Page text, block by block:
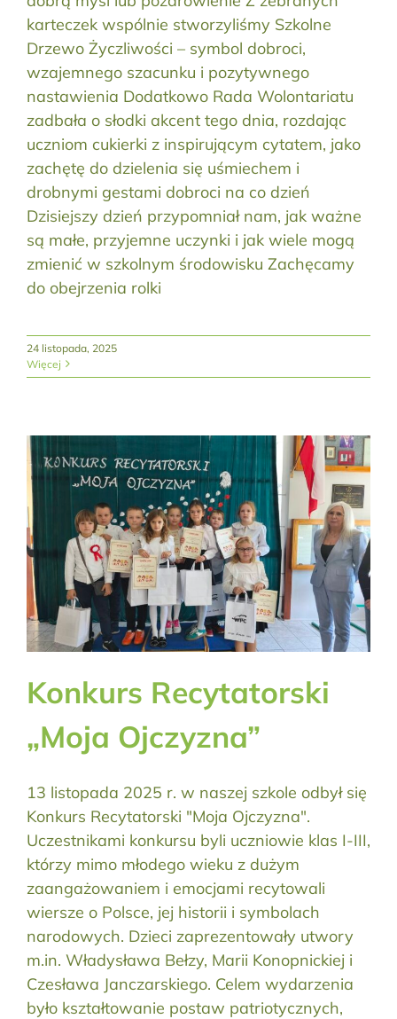
karteczek wspólnie stworzyliśmy Szkolne
Drzewo Życzliwości – symbol dobroci,
wzajemnego szacunku i pozytywnego
nastawienia Dodatkowo Rada Wolontariatu
zadbała o słodki akcent tego dnia, rozdając
uczniom cukierki z inspirującym cytatem, jako
zachętę do dzielenia się uśmiechem i
drobnymi gestami dobroci na co dzień
Dzisiejszy dzień przypomniał nam, jak ważne
są małe, przyjemne uczynki i jak wiele mogą
zmienić w szkolnym środowisku Zachęcamy
do obejrzenia rolki
24 listopada, 2025
Więcej
Konkurs Recytatorski
„Moja Ojczyzna”
13 listopada 2025 r. w naszej szkole odbył się
Konkurs Recytatorski "Moja Ojczyzna".
Uczestnikami konkursu byli uczniowie klas I-III,
którzy mimo młodego wieku z dużym
zaangażowaniem i emocjami recytowali
wiersze o Polsce, jej historii i symbolach
narodowych. Dzieci zaprezentowały utwory
m.in. Władysława Bełzy, Marii Konopnickiej i
Czesława Janczarskiego. Celem wydarzenia
było kształtowanie postaw patriotycznych,